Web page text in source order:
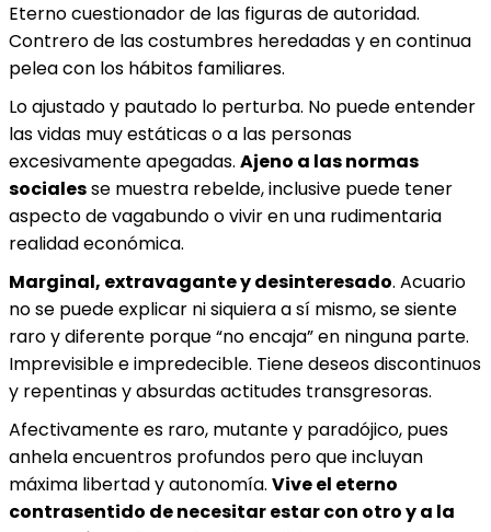
Eterno cuestionador de las figuras de autoridad.
Contrero de las costumbres heredadas y en continua
pelea con los hábitos familiares.
Lo ajustado y pautado lo perturba. No puede entender
las vidas muy estáticas o a las personas
excesivamente apegadas. Ajeno a las normas
socialesse muestra rebelde, inclusive puede tener
aspecto de vagabundo o vivir en una rudimentaria
realidad económica.
Marginal, extravagante y desinteresado. Acuario
no se puede explicar ni siquiera a sí mismo, se siente
raro y diferente porque “no encaja” en ninguna parte.
Imprevisible e impredecible. Tiene deseos discontinuos
y repentinas y absurdas actitudes transgresoras.
Afectivamente es raro, mutante y paradójico, pues
anhela encuentros profundos pero que incluyan
máxima libertad y autonomía. Vive el eterno
contrasentido de necesitar estar con otro y a la